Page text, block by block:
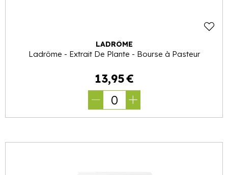
LADRÔME
Ladrôme - Extrait De Plante - Bourse à Pasteur
13,95€
0